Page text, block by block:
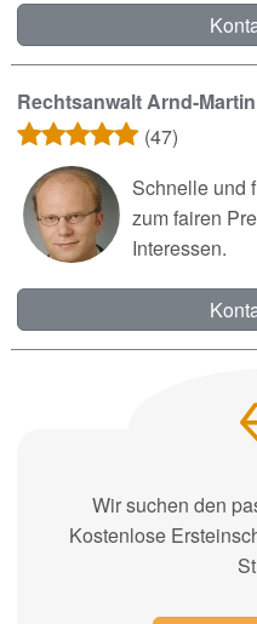
Rechtsanwalt Arnd-
(47)
Schnelle und
zum fairen
Interessen.
Wir suchen den
Kostenlose